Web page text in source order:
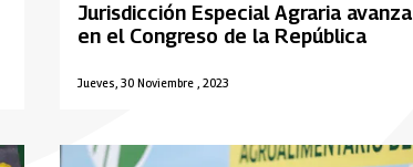
Jueves, 30 Noviembre , 2023
Jurisdicción Especial Agraria avanza
en el Congreso de la República